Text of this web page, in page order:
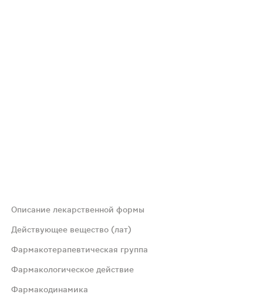
"10" на одной стороне и "15" на другой
Описание лекарственной формы
Действующее вещество (лат)
Фармакотерапевтическая группа
Фармакологическое действие
Фармакодинамика